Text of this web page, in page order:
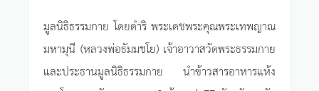
มูลนิธิธรรมกาย โดยดำริ พระเดชพระคุณพระเทพญาณ
มหามุนี (หลวงพ่อธัมมชโย) เจ้าอาวาสวัดพระธรรมกาย
และประธานมูลนิธิธรรมกาย นำข้าวสารอาหารแห้ง